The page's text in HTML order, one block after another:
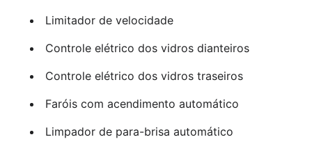
Limitador de velocidade
Controle elétrico dos vidros dianteiros
Controle elétrico dos vidros traseiros
Faróis com acendimento automático
Limpador de para-brisa automático